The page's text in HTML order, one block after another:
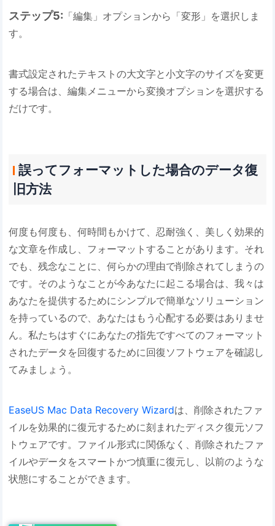
ステップ5: 「編集」オプションから「変形」を選択しま
す。
書式設定されたテキストの大文字と小文字のサイズを変更
する場合は、編集メニューから変換オプションを選択する
だけです。
誤ってフォーマットした場合のデータ復
旧方法
何度も何度も、何時間もかけて、忍耐強く、美しく効果的
な文章を作成し、フォーマットすることがあります。それ
でも、残念なことに、何らかの理由で削除されてしまうの
です。そのようなことが今あなたに起こる場合は、我々は
あなたを提供するためにシンプルで簡単なソリューション
を持っているので、あなたはもう心配する必要はありませ
ん。私たちはすぐにあなたの指先ですべてのフォーマット
されたデータを回復するために回復ソフトウェアを確認し
てみましょう。
EaseUS Mac Data Recovery Wizardは、削除されたファ
イルを効果的に復元するために刻まれたディスク復元ソフ
トウェアです。ファイル形式に関係なく、削除されたファ
イルやデータをスマートかつ慎重に復元し、以前のような
状態にすることができます。